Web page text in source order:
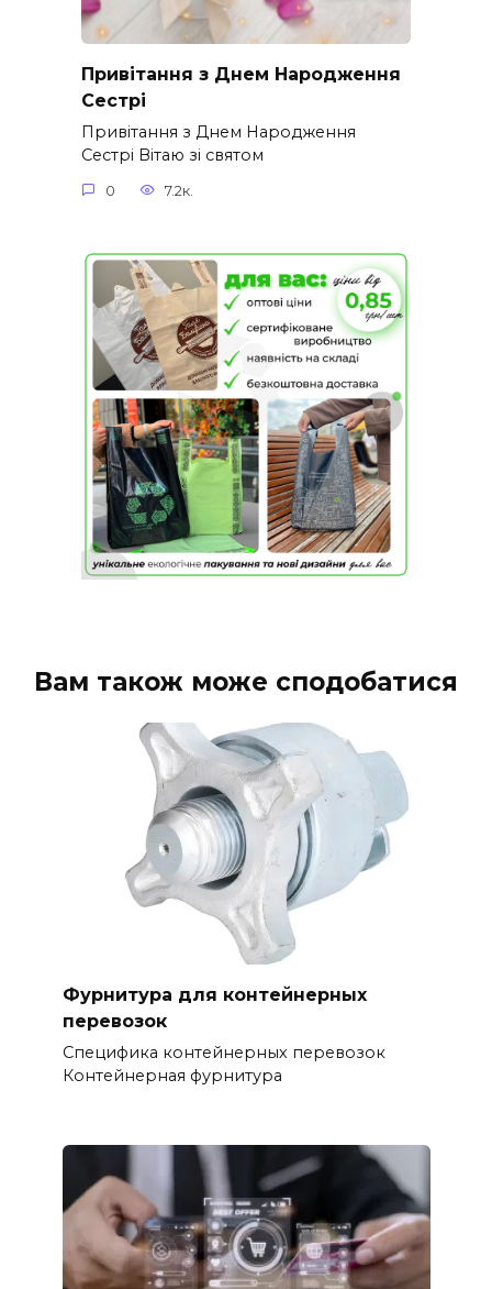
Привітання з Днем Народження
Сестрі
Привітання з Днем Народження
Сестрі Вітаю зі святом
0 7.2к.
Вам також може сподобатися
Фурнитура для контейнерных
перевозок
Специфика контейнерных перевозок
Контейнерная фурнитура